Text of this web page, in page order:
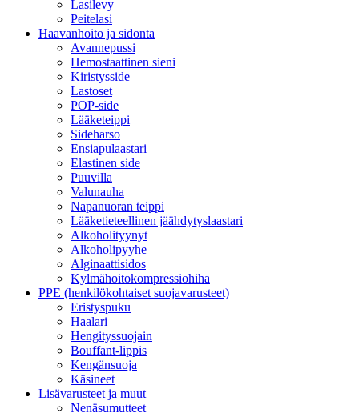
Lasilevy
Peitelasi
Haavanhoito ja sidonta
Avannepussi
Hemostaattinen sieni
Kiristysside
Lastoset
POP-side
Lääketeippi
Sideharso
Ensiapulaastari
Elastinen side
Puuvilla
Valunauha
Napanuoran teippi
Lääketieteellinen jäähdytyslaastari
Alkoholityynyt
Alkoholipyyhe
Alginaattisidos
Kylmähoitokompressiohiha
PPE (henkilökohtaiset suojavarusteet)
Eristyspuku
Haalari
Hengityssuojain
Bouffant-lippis
Kengänsuoja
Käsineet
Lisävarusteet ja muut
Nenäsumutteet